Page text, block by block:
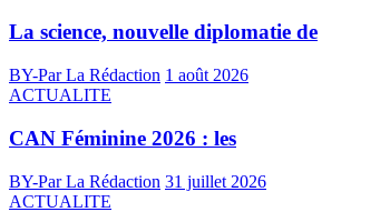
La science, nouvelle diplomatie de
BY-Par La Rédaction 1 août 2026
ACTUALITE
CAN Féminine 2026 : les
BY-Par La Rédaction 31 juillet 2026
ACTUALITE